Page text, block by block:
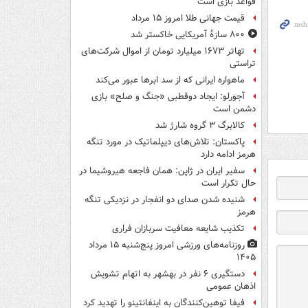
قیمت جهانی طلا امروز ۱۵ مرداد
۸۰۰ سازۀ آمریکایی خاکستر شد
تهاتر ۱۶۷۳ میلیارد تومان از اموال شرکت‌های
تراستی
ماهواره ایرانی که از سد ابرها عبور می‌کند
آجورلو: ایجاد دوقطبی «جنگ و صلح‌» بازی
دشمن است
کالابرگ ۳ گروه شارژ شد
پاکستان: تلاش‌های دیپلماتیک در مورد تنگه
هرمز ادامه دارد
سفیر ایران در ژاپن: همان فاجعه هیروشیما در
حال تکرار است
شنیده شدن صدای دو انفجار در نزدیکی تنگه
هرمز
تکذیب شایعه معافیت سربازان فراری
روزنامه‌های ورزشی امروز پنج‌شنبه ۱۵ مرداد
۱۴۰۵
دستگیری ۶ نفر در بهشهر به اتهام تشویش
اذهان عمومی
فیفا توهین‌کنندگان به اینفانتینو را تهدید کرد